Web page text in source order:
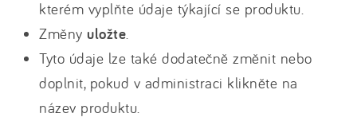
kterém vyplňte údaje týkající se produktu.
Změny uložte.
Tyto údaje lze také dodatečně změnit nebo
doplnit, pokud v administraci klikněte na
název produktu.